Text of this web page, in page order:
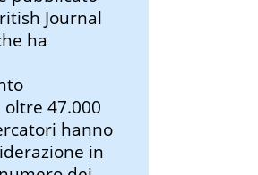
Journal
ha
47.000
hanno
in